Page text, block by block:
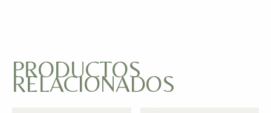
PRODUCTOS
RELACIONADOS